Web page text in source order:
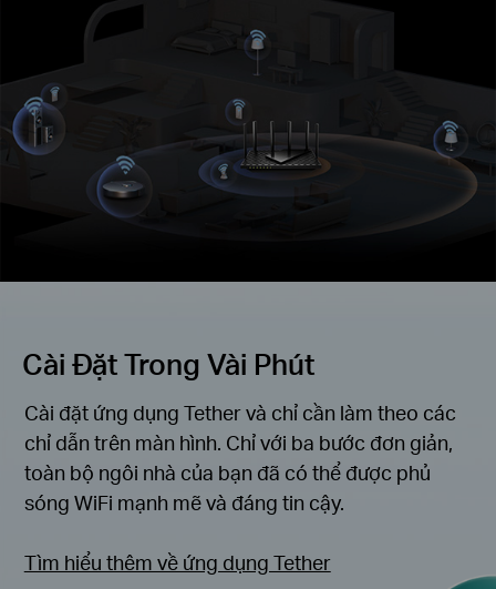
Cài Đặt Trong Vài Phút
Cài đặt ứng dụng Tether và chỉ cần làm theo các
chỉ dẫn trên màn hình. Chỉ với ba bước đơn giản,
toàn bộ ngôi nhà của bạn đã có thể được phủ
sóng WiFi mạnh mẽ và đáng tin cậy.
Tìm hiểu thêm về ứng dụng Tether